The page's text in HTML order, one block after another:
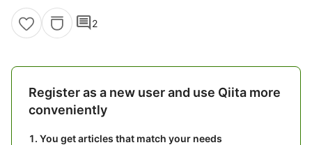
comment2
Register as a new user and use Qiita more
conveniently
You get articles that match your needs